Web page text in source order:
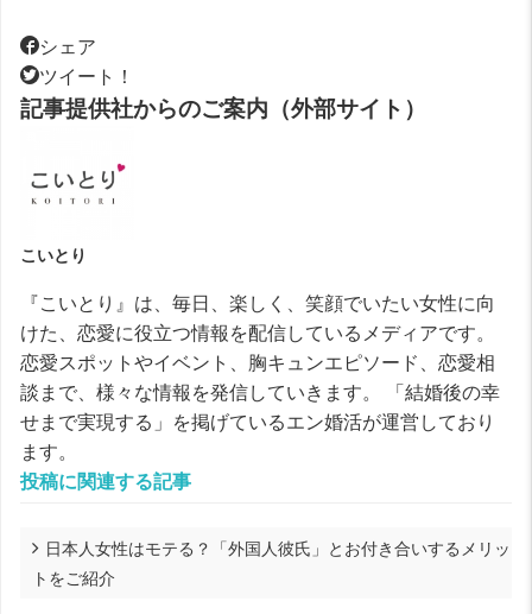
シェア
ツイート！
記事提供社からのご案内（外部サイト）
こいとり
『こいとり』は、毎日、楽しく、笑顔でいたい女性に向
けた、恋愛に役立つ情報を配信しているメディアです。
恋愛スポットやイベント、胸キュンエピソード、恋愛相
談まで、様々な情報を発信していきます。 「結婚後の幸
せまで実現する」を掲げているエン婚活が運営しており
ます。
投稿に関連する記事
日本人女性はモテる？「外国人彼氏」とお付き合いするメリッ
トをご紹介